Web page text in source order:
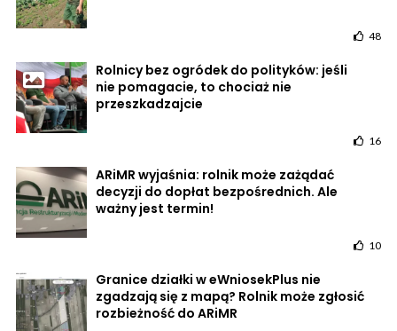
48
Rolnicy bez ogródek do polityków: jeśli
nie pomagacie, to chociaż nie
przeszkadzajcie
16
ARiMR wyjaśnia: rolnik może zażądać
decyzji do dopłat bezpośrednich. Ale
ważny jest termin!
10
Granice działki w eWniosekPlus nie
zgadzają się z mapą? Rolnik może zgłosić
rozbieżność do ARiMR